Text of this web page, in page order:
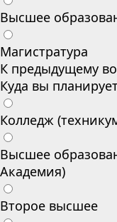
Высшее
Магистратура
К предыдущему
Куда вы
Колледж
Высшее
Академия)
Второе высшее